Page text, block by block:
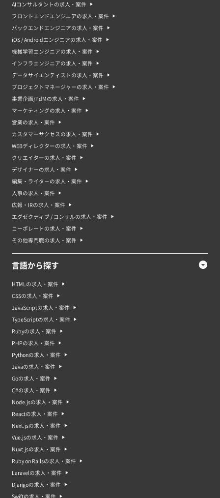
AIコンサルタントの求人・案件
フロントエンドエンジニアの求人・案件
バックエンドエンジニアの求人・案件
iOS / Androidエンジニアの求人・案件
機械学習エンジニアの求人・案件
インフラエンジニアの求人・案件
データサイエンティストの求人・案件
プロジェクトマネージャーの求人・案件
事業企画/PdMの求人・案件
マーケティングの求人・案件
営業の求人・案件
カスタマーサクセスの求人・案件
WEBディレクターの求人・案件
クリエイターの求人・案件
デザイナーの求人・案件
編集・ライターの求人・案件
人事の求人・案件
広報・IRの求人・案件
エグゼクティブ / コンサルの求人・案件
コーポレートの求人・案件
その他専門職の求人・案件
言語から探す
HTMLの求人・案件
CSSの求人・案件
JavaScriptの求人・案件
TypeScriptの求人・案件
Rubyの求人・案件
PHPの求人・案件
Pythonの求人・案件
Javaの求人・案件
Goの求人・案件
C#の求人・案件
Node.jsの求人・案件
Reactの求人・案件
Next.jsの求人・案件
Vue.jsの求人・案件
Nuxt.jsの求人・案件
Ruby on Railsの求人・案件
Laravelの求人・案件
Djangoの求人・案件
Swiftの求人・案件